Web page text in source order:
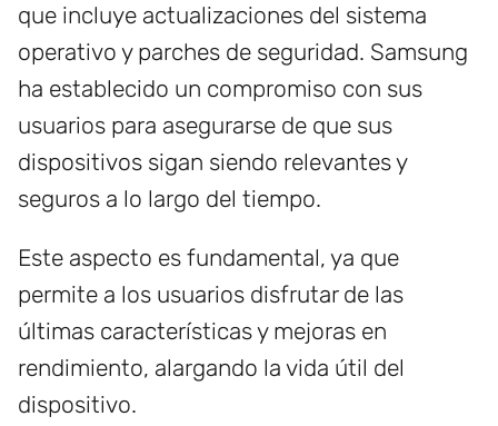
que incluye actualizaciones del sistema
operativo y parches de seguridad. Samsung
ha establecido un compromiso con sus
usuarios para asegurarse de que sus
dispositivos sigan siendo relevantes y
seguros a lo largo del tiempo.
Este aspecto es fundamental, ya que
permite a los usuarios disfrutar de las
últimas características y mejoras en
rendimiento, alargando la vida útil del
dispositivo.